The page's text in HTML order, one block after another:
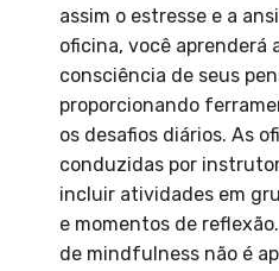
assim o estresse e a
oficina, você aprenderá
consciência de seus
proporcionando
os desafios diários. As
conduzidas por
incluir atividades em
e momentos de
de mindfulness não é